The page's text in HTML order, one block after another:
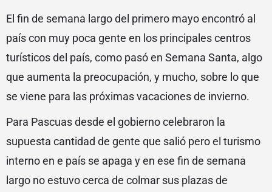
El fin de semana largo del primero mayo encontró al
país con muy poca gente en los principales centros
turísticos del país, como pasó en Semana Santa, algo
que aumenta la preocupación, y mucho, sobre lo que
se viene para las próximas vacaciones de invierno.
Para Pascuas desde el gobierno celebraron la
supuesta cantidad de gente que salió pero el turismo
interno en e país se apaga y en ese fin de semana
largo no estuvo cerca de colmar sus plazas de